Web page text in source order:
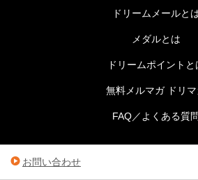
ドリームメールと
メダルとは
ドリームポイントと
無料メルマガ ドリ
FAQ／よくある質
お問い合わせ